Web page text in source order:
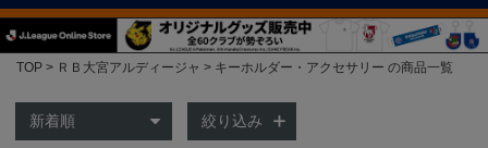
TOP ＲＢ大宮アルディージャ キーホルダー・アクセサリー の商品一覧
絞り込み